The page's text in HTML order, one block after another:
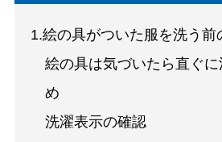
1.絵の具がついた服を洗う前
絵の具は気づいたら直ぐに
め
洗濯表示の確認